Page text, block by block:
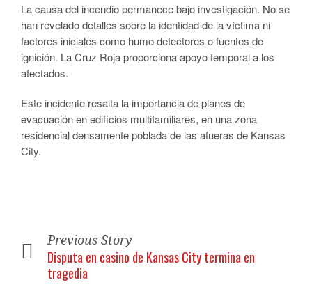
La causa del incendio permanece bajo investigación. No se
han revelado detalles sobre la identidad de la víctima ni
factores iniciales como humo detectores o fuentes de
ignición. La Cruz Roja proporciona apoyo temporal a los
afectados.
Este incidente resalta la importancia de planes de
evacuación en edificios multifamiliares, en una zona
residencial densamente poblada de las afueras de Kansas
City.
Previous Story
Disputa en casino de Kansas City termina en
tragedia